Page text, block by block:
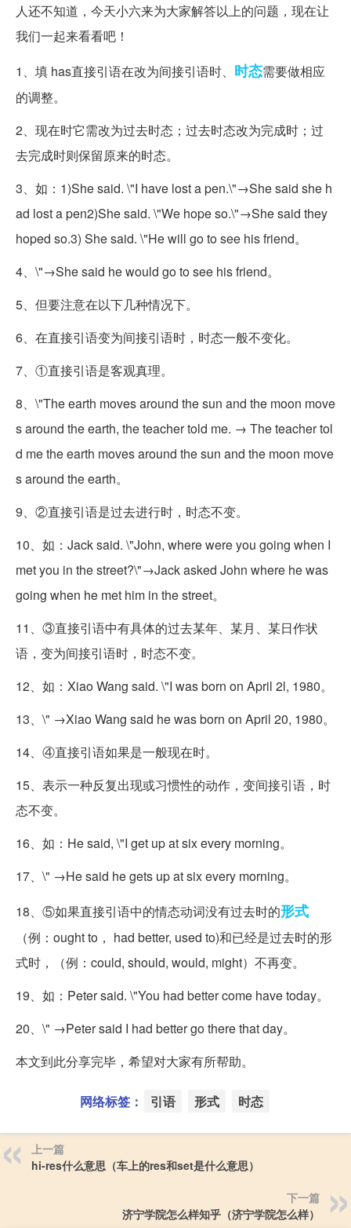
人还不知道，今天小六来为大家解答以上的问题，现在让
我们一起来看看吧！
1、填 has直接引语在改为间接引语时、 时态需要做相应
的调整。
2、现在时它需改为过去时态；过去时态改为完成时；过
去完成时则保留原来的时态。
3、如：1)She said. \"I have lost a pen.\"→She said she h
ad lost a pen2)She said. \"We hope so.\"→She said they
hoped so.3) She said. \"He will go to see his friend。
4、\"→She said he would go to see his friend。
5、但要注意在以下几种情况下。
6、在直接引语变为间接引语时，时态一般不变化。
7、①直接引语是客观真理。
8、\"The earth moves around the sun and the moon move
s around the earth, the teacher told me. → The teacher tol
d me the earth moves around the sun and the moon move
s around the earth。
9、②直接引语是过去进行时，时态不变。
10、如：Jack said. \"John, where were you going when I
met you in the street?\"→Jack asked John where he was
going when he met him in the street。
11、③直接引语中有具体的过去某年、某月、某日作状
语，变为间接引语时，时态不变。
12、如：Xiao Wang said. \"I was born on April 2l, 1980。
13、\" →Xiao Wang said he was born on April 20, 1980。
14、④直接引语如果是一般现在时。
15、表示一种反复出现或习惯性的动作，变间接引语，时
态不变。
16、如：He said, \"I get up at six every morning。
17、\" →He said he gets up at six every morning。
18、⑤如果直接引语中的情态动词没有过去时的形式
（例：ought to， had better, used to)和已经是过去时的形
式时，（例：could, should, would, might）不再变。
19、如：Peter said. \"You had better come have today。
20、\" →Peter said I had better go there that day。
本文到此分享完毕，希望对大家有所帮助。
网络标签： 引语 形式 时态
上一篇
hi-res什么意思（车上的res和set是什么意思）
下一篇
济宁学院怎么样知乎（济宁学院怎么样）